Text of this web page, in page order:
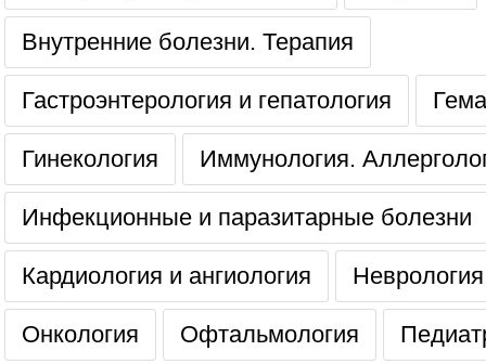
Внутренние болезни. Терапия
Гастроэнтерология и гепатология
Гинекология Иммунология.
Инфекционные и паразитарные болезни
Кардиология и ангиология Неврология
Онкология Офтальмология